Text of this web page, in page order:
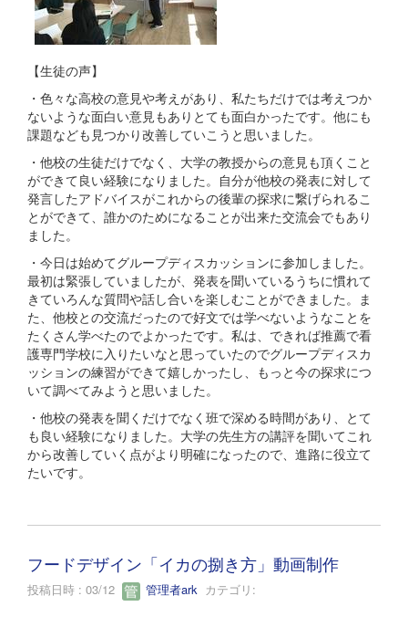
【生徒の声】
・色々な高校の意見や考えがあり、私たちだけでは考えつか
ないような面白い意見もありとても面白かったです。他にも
課題なども見つかり改善していこうと思いました。
・他校の生徒だけでなく、大学の教授からの意見も頂くこと
ができて良い経験になりました。自分が他校の発表に対して
発言したアドバイスがこれからの後輩の探求に繋げられるこ
とができて、誰かのためになることが出来た交流会でもあり
ました。
・今日は始めてグループディスカッションに参加しました。
最初は緊張していましたが、発表を聞いているうちに慣れて
きていろんな質問や話し合いを楽しむことができました。ま
た、他校との交流だったので好文では学べないようなことを
たくさん学べたのでよかったです。私は、できれば推薦で看
護専門学校に入りたいなと思っていたのでグループディスカ
ッションの練習ができて嬉しかったし、もっと今の探求につ
いて調べてみようと思いました。
・他校の発表を聞くだけでなく班で深める時間があり、とて
も良い経験になりました。大学の先生方の講評を聞いてこれ
から改善していく点がより明確になったので、進路に役立て
たいです。
フードデザイン「イカの捌き方」動画制作
投稿日時 : 03/12 管理者ark カテゴリ: